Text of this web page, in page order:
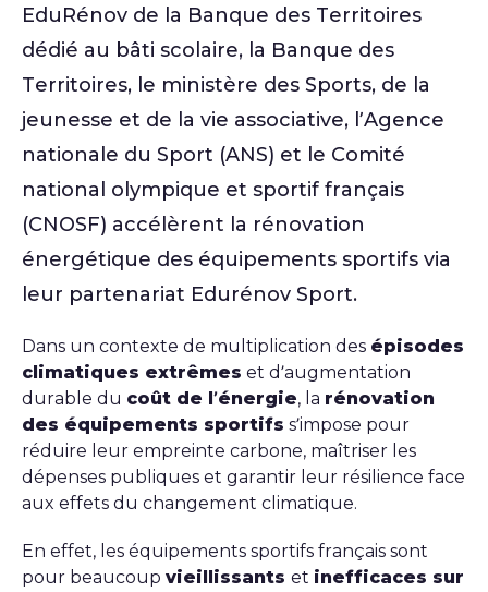
EduRénov de la Banque des Territoires
dédié au bâti scolaire, la Banque des
Territoires, le ministère des Sports, de la
jeunesse et de la vie associative, l’Agence
nationale du Sport (ANS) et le Comité
national olympique et sportif français
(CNOSF) accélèrent la rénovation
énergétique des équipements sportifs via
leur partenariat Edurénov Sport.
Dans un contexte de multiplication des épisodes
climatiques extrêmes et d’augmentation
durable du coût de l’énergie, la rénovation
des équipements sportifs s’impose pour
réduire leur empreinte carbone, maîtriser les
dépenses publiques et garantir leur résilience face
aux effets du changement climatique.
En effet, les équipements sportifs français sont
pour beaucoup vieillissants et inefficaces sur